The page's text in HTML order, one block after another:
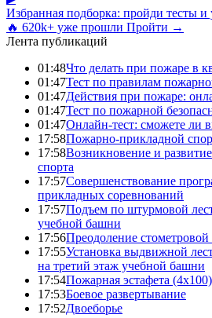
Избранная подборка: пройди тесты и
🔥 620k+ уже прошли Пройти →
Лента публикаций
01:48Что делать при пожаре в
01:47Тест по правилам
01:47Действия при пожаре:
01:47Тест по пожарной
01:47Онлайн-тест: сможете ли
17:58Пожарно-прикладной
17:58Возникновение и
спорта
17:57Совершенствование
прикладных соревнований
17:57Подъем по штурмовой
учебной башни
17:56Преодоление
17:55Установка выдвижной
на третий этаж учебной башни
17:54Пожарная эстафета (4x100)
17:53Боевое развертывание
17:52Двоеборье